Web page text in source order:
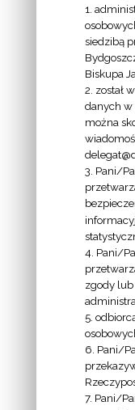
Z
EKAI.PL:
POLSKI:
LINKI
1.
siedzibą
Biskupa
2. został
danych w
można
3. Pani/
4. Pani/
zgody
5.
6. Pani/
7. Pani/